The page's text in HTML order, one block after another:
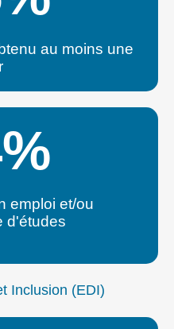
au moins une
emploi et/ou
d'études
%
Inclusion (EDI)